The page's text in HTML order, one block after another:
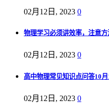
02月12日, 2023 0
物理学习必须讲效率，注意方
02月12日, 2023 0
高中物理常见知识点问答10
02月12日, 2023 0